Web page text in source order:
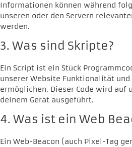
Informationen können während
unseren oder den Servern
werden.
3. Was sind Skripte?
Ein Script ist ein Stück
unserer Website Funktionalität
ermöglichen. Dieser Code wird auf
deinem Gerät ausgeführt.
4. Was ist ein Web
Ein Web-Beacon (auch Pixel-Tag